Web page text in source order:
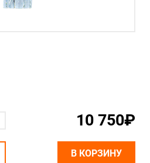
10 750₽
В КОРЗИНУ